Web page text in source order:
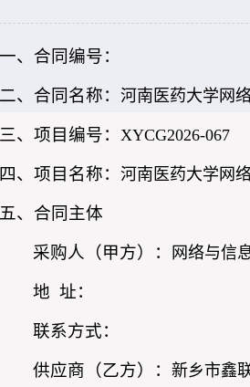
一、合同编号：
二、合同名称： 河南医药大学网
三、项目编号： XYCG2026-067
四、项目名称： 河南医药大学网
五、合同主体
采购人（甲方）： 网络与信
地 址：
联系方式：
供应商（乙方）：新乡市鑫